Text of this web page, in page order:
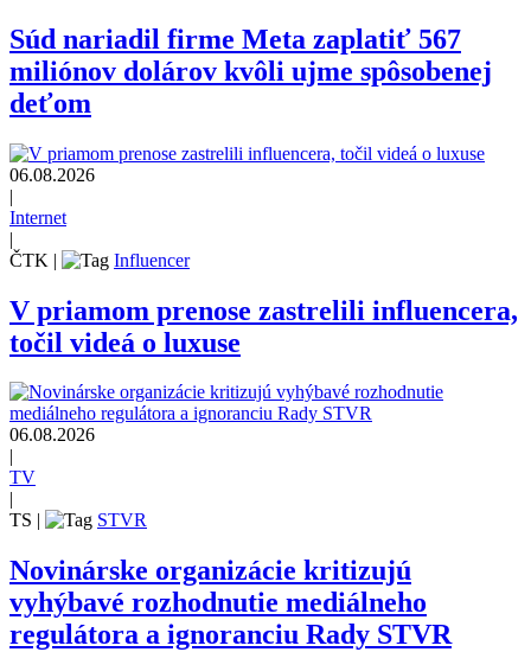
Súd nariadil firme Meta zaplatiť 567
miliónov dolárov kvôli ujme spôsobenej
deťom
06.08.2026
|
Internet
|
ČTK | Influencer
V priamom prenose zastrelili influencera,
točil videá o luxuse
06.08.2026
TV
TS
STVR
Novinárske organizácie kritizujú
vyhýbavé rozhodnutie mediálneho
regulátora a ignoranciu Rady STVR